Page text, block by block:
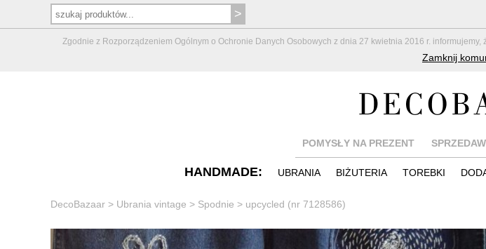
Zgodnie z Rozporządzeniem Ogólnym o Ochronie Danych Osobowych z dnia 27 kwietnia 2016 r.
Zamknij
POMYSŁY NA PREZENT
HANDMADE: UBRANIA BIŻUTERIA TOREBKI
DecoBazaar > Ubrania vintage > Spodnie > upcycled (nr 7128586)